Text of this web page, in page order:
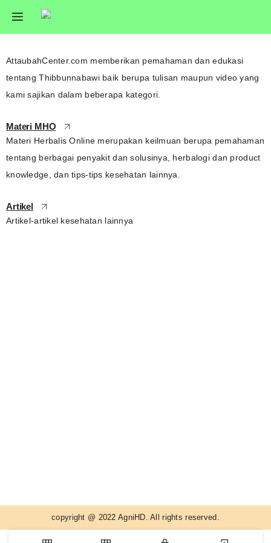
AttaubahCenter.com memberikan pemahaman dan edukasi
tentang Thibbunnabawi baik berupa tulisan maupun video yang
kami sajikan dalam beberapa kategori.
Materi MHO
Materi Herbalis Online merupakan keilmuan berupa pemahaman
tentang berbagai penyakit dan solusinya, herbalogi dan product
knowledge, dan tips-tips kesehatan lainnya.
Artikel
Artikel-artikel kesehatan lainnya
copyright @ 2022 AgniHD. All rights reserved.